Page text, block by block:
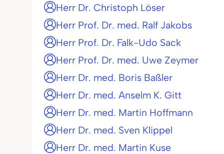
Herr Dr. Christoph Löser
Herr Prof. Dr. med. Ralf Jakobs
Herr Prof. Dr. Falk-Udo Sack
Herr Prof. Dr. med. Uwe Zeymer
Herr Dr. med. Boris Baßler
Herr Dr. med. Anselm K. Gitt
Herr Dr. med. Martin Hoffmann
Herr Dr. med. Sven Klippel
Herr Dr. med. Martin Kuse